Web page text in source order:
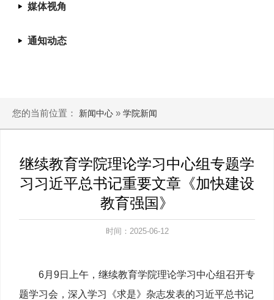
媒体视角
通知动态
您的当前位置： 新闻中心 » 学院新闻
继续教育学院理论学习中心组专题学
习习近平总书记重要文章《加快建设
教育强国》
时间：2025-06-12
6月9日上午，继续教育学院理论学习中心组召开专
题学习会，深入学习《求是》杂志发表的习近平总书记